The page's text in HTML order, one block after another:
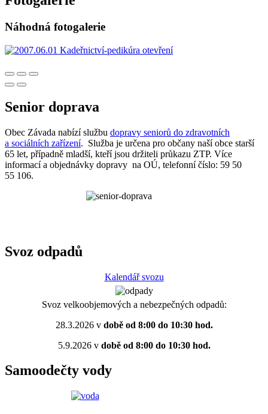
Náhodná fotogalerie
Senior doprava
Obec Závada nabízí službu dopravy seniorů do zdravotních
a sociálních zařízení. Služba je určena pro občany naší obce starší
65 let, případně mladší, kteří jsou držiteli průkazu ZTP. Více
informací a objednávky dopravy na OÚ, telefonní číslo: 59 50
55 106.
Svoz odpadů
Kalendář svozu
Svoz velkoobjemových a nebezpečných odpadů:
28.3.2026 vdobě od 8:00 do 10:30 hod.
5.9.2026 vdobě od 8:00 do 10:30 hod.
Samoodečty vody